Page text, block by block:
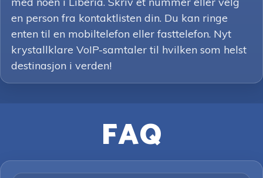
en person fra kontaktlisten din. Du kan ringe
enten til en mobiltelefon eller fasttelefon. Nyt
krystallklare VoIP-samtaler til hvilken som helst
destinasjon i verden!
FAQ